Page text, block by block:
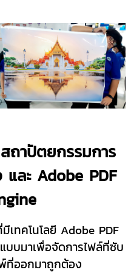
ถาปัตยกรรมการ
ละ Adobe PDF
ทคโนโลยี Adobe PDF
บบมาเพื่อจัดการไฟล์ที่ซับ
ที่ออกมาถูกต้อง